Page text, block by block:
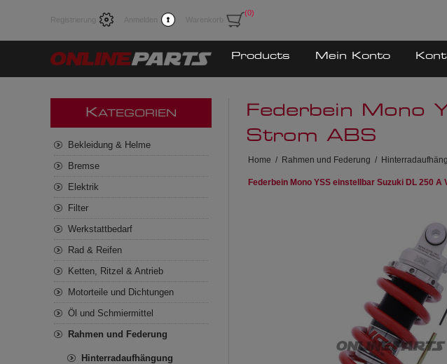
Registrierung Anmelden Warenkorb
(0)
Products Mein Konto
Federbein Mono
Strom ABS
Home / Rahmen und Federung /
Federbein Mono YSS einstellbar Suzuki DL 250 A
KATEGORIEN
Bekleidung & Helme
Bremse
Elektrik
Filter
Werkstattbedarf
Rad & Reifen
Ketten, Ritzel & Antrieb
Motorteile und Dichtungen
Öl und Schmiermittel
Rahmen und Federung
Hinterradaufhängung